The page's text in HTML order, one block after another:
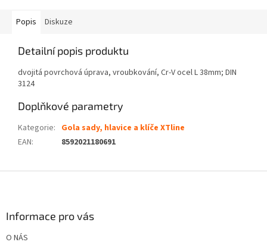
Popis Diskuze
Detailní popis produktu
dvojitá povrchová úprava, vroubkování, Cr-V ocel L 38mm; DIN
3124
Doplňkové parametry
Kategorie: Gola sady, hlavice a klíče XTline
EAN: 8592021180691
Informace pro vás
O NÁS